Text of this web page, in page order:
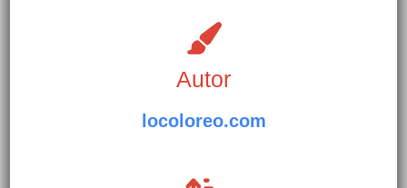
Autor
locoloreo.com